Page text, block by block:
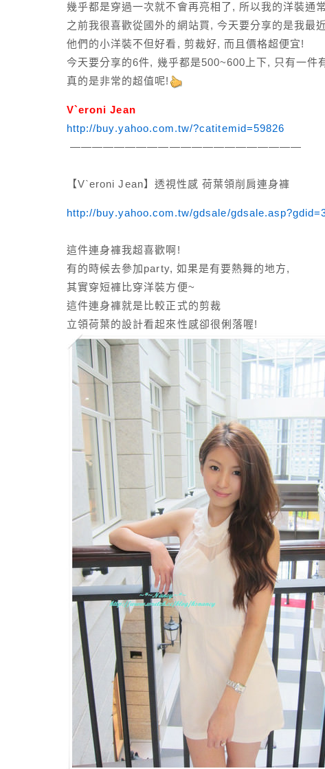
幾乎都是穿過一次就不會再亮相了, 所以我的洋裝通
之前我很喜歡從國外的網站買, 今天要分享的是我最
他們的小洋裝不但好看, 剪裁好, 而且價格超便宜!
今天要分享的6件, 幾乎都是500~600上下, 只有一件
真的是非常的超值呢!
V`eroni Jean
http://buy.yahoo.com.tw/?catitemid=59826
—————————————————————
【V`eroni Jean】透視性感 荷葉領削肩連身褲
http://buy.yahoo.com.tw/gdsale/
這件連身褲我超喜歡啊!
有的時候去參加party, 如果是有要熱舞的地方,
其實穿短褲比穿洋裝方便~
這件連身褲就是比較正式的剪裁
立領荷葉的設計看起來性感卻很俐落喔!